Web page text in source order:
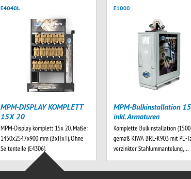
E4040L
MPM-DISPLAY KOMPLETT
15X 20
MPM-Display komplett 15x 20. Maße:
1450x2547x900 mm (BxHxT). Ohne
Seitenteile (E4306).
E1000
MPM-Bulkinstallation
inkl. Armaturen
Komplette Bulkinstallation
gemäß KIWA BRL-K903 mit PE-
verzinkter Stahlummantelung,…